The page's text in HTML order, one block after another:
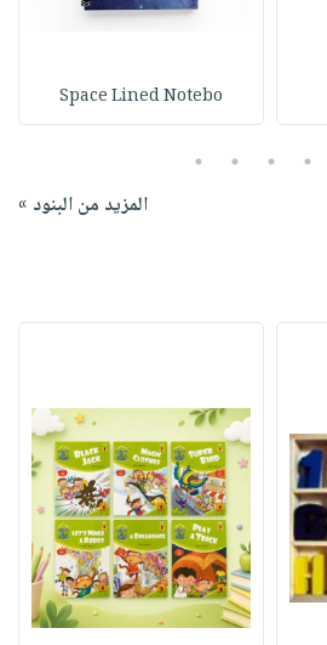
Space Lined Notebo
2
3
4
5
المزيد من البنود »